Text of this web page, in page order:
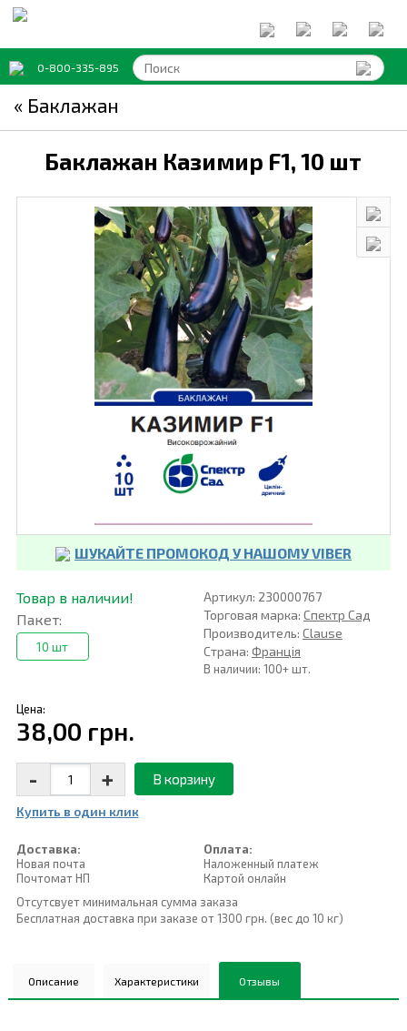
0-800-335-895
« Баклажан
Баклажан Казимир F1,10 шт
ШУКАЙТЕ ПРОМОКОД У НАШОМУ VIBER
Товар в наличии!
Пакет:
10 шт
Артикул: 230000767
Торговая марка: Спектр Сад
Производитель: Clause
Страна: Франція
В наличии: 100+ шт.
Цена:
38,00 грн.
- + В корзину
Купить в один клик
Доставка:
Новая почта
Почтомат НП
Оплата:
Наложенный платеж
Картой онлайн
Отсутсвует минимальная сумма заказа
Бесплатная доставка при заказе от 1300 грн. (вес до 10 кг)
Описание Характеристики Отзывы